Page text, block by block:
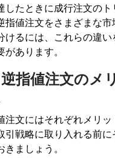
したときに成行注文のト
指値注文をさまざまな市
けるには、これらの違い
あります。
指値注文のメ
注文にはそれぞれメリッ
引戦略に取り入れる前
ましょう。